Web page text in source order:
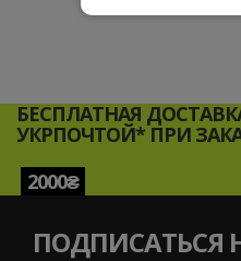
БЕСПЛАТНАЯ
УКРПОЧТОЙ* ПРИ
2000₴
ПОДПИСАТЬСЯ